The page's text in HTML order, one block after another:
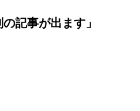
記事が出ます」